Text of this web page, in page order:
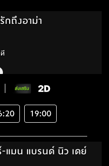
กถึงอาม่า
ที
19:00
-แมน แบรนด์ นิว เดย์